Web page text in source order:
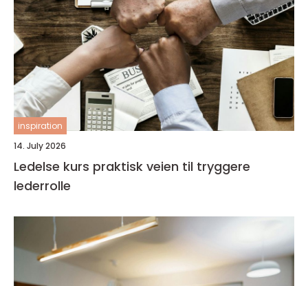
inspiration
14. July 2026
Ledelse kurs praktisk veien til tryggere
lederrolle